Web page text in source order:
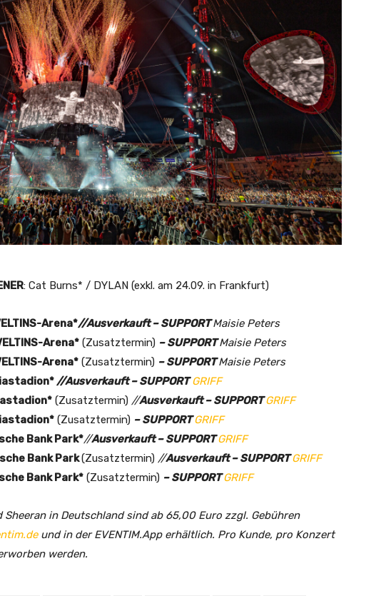
: Cat Burns* / DYLAN (exkl. am 24.09. in Frankfurt)
Arena*//Ausverkauft – SUPPORTMaisie Peters
Arena* (Zusatztermin) – SUPPORTMaisie Peters
Arena* (Zusatztermin) – SUPPORTMaisie Peters
//Ausverkauft – SUPPORTGRIFF
(Zusatztermin) //Ausverkauft – SUPPORTGRIFF
(Zusatztermin) – SUPPORTGRIFF
Bank Park*//Ausverkauft– SUPPORTGRIFF
Bank Park(Zusatztermin) //Ausverkauft – SUPPORTGRIFF
Bank Park* (Zusatztermin) – SUPPORTGRIFF
in Deutschland sind ab 65,00 Euro zzgl. Gebühren
und in der EVENTIM.App erhältlich. Pro Kunde, pro Konzert
werden.